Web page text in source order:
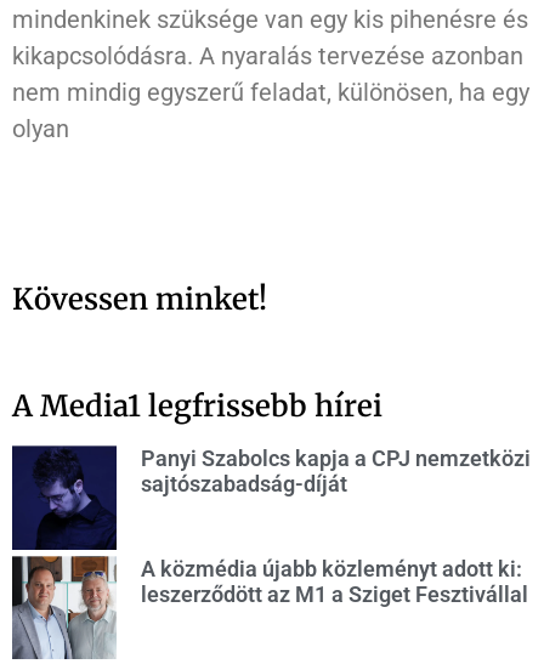
mindenkinek szüksége van egy kis pihenésre és
kikapcsolódásra. A nyaralás tervezése azonban
nem mindig egyszerű feladat, különösen, ha egy
olyan
Kövessen minket!
A Media1 legfrissebb hírei
Panyi Szabolcs kapja a CPJ nemzetközi
sajtószabadság-díját
A közmédia újabb közleményt adott ki:
leszerződött az M1 a Sziget Fesztivállal